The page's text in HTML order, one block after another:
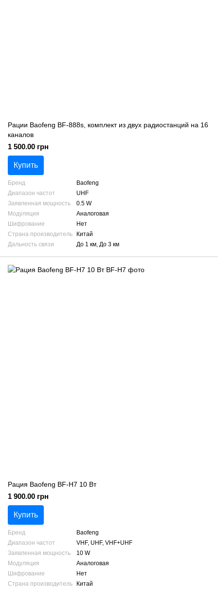
Рации Baofeng BF-888s, комплект из двух радиостанций на 16
каналов
1 500.00 грн
Купить
Бренд
Baofeng
Диапазон частот
UHF
Заявленная мощность
0.5 W
Модуляция
Аналоговая
Шифрование
Нет
Страна производитель
Китай
Дальность связи
До 1 км, До 3 км
Рация Baofeng BF-H7 10 Вт
1 900.00 грн
Купить
Бренд
Baofeng
Диапазон частот
VHF, UHF, VHF+UHF
Заявленная мощность
10 W
Модуляция
Аналоговая
Шифрование
Нет
Страна производитель
Китай